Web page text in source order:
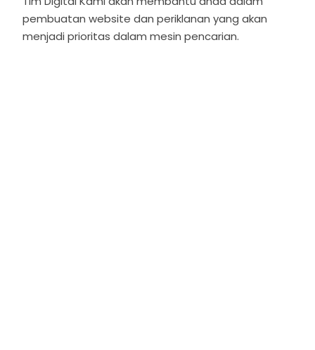
pembuatan website dan periklanan yang akan
menjadi prioritas dalam mesin pencarian.